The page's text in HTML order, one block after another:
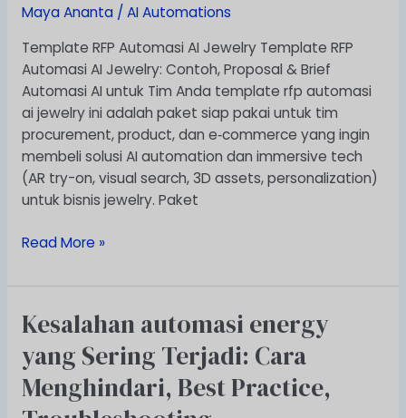
Maya Ananta / AI Automations
Template RFP Automasi AI Jewelry Template RFP
Automasi AI Jewelry: Contoh, Proposal & Brief
Automasi AI untuk Tim Anda template rfp automasi
ai jewelry ini adalah paket siap pakai untuk tim
procurement, product, dan e‑commerce yang ingin
membeli solusi AI automation dan immersive tech
(AR try-on, visual search, 3D assets, personalization)
untuk bisnis jewelry. Paket
contoh,
proposal
&
brief
untuk
tim
Anda
Read More »
Kesalahan automasi energy
yang Sering Terjadi: Cara
Menghindari, Best Practice,
Kesalahan
automasi
energy
yang